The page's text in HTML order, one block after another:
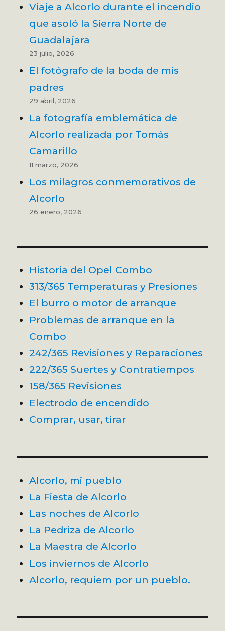
Viaje a Alcorlo durante el incendio
que asoló la Sierra Norte de
Guadalajara
23 julio, 2026
El fotógrafo de la boda de mis
padres
29 abril, 2026
La fotografía emblemática de
Alcorlo realizada por Tomás
Camarillo
11 marzo, 2026
Los milagros conmemorativos de
Alcorlo
26 enero, 2026
Historia del Opel Combo
313/365 Temperaturas y Presiones
El burro o motor de arranque
Problemas de arranque en la
Combo
242/365 Revisiones y Reparaciones
222/365 Suertes y Contratiempos
158/365 Revisiones
Electrodo de encendido
Comprar, usar, tirar
Alcorlo, mi pueblo
La Fiesta de Alcorlo
Las noches de Alcorlo
La Pedriza de Alcorlo
La Maestra de Alcorlo
Los inviernos de Alcorlo
Alcorlo, requiem por un pueblo.